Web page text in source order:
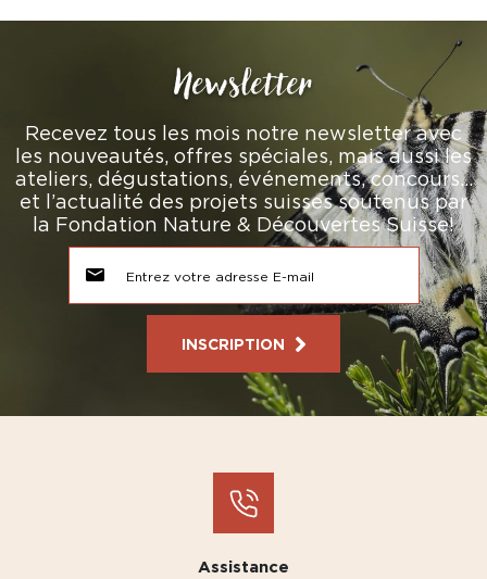
Newsletter
Recevez tous les mois notre newsletter avec
les nouveautés, offres spéciales, mais aussi les
ateliers, dégustations, événements, concours…
et l’actualité des projets suisses soutenus par
la Fondation Nature & Découvertes Suisse!
INSCRIPTION
Assistance